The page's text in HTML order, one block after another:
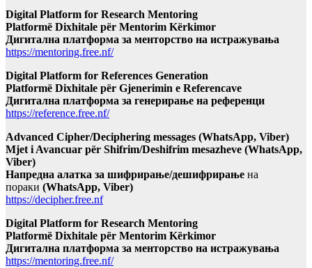
Digital Platform for Research Mentoring
Platformë Dixhitale për Mentorim Kërkimor
Дигитална платформа за менторство на истражувања
https://mentoring.free.nf/
Digital Platform for References Generation
Platformë Dixhitale për Gjenerimin e Referencave
Дигитална платформа за генерирање на референци
https://reference.free.nf/
Advanced Cipher/Deciphering messages (WhatsApp, Viber)
Mjet i Avancuar për Shifrim/Deshifrim mesazheve (WhatsApp,
Viber)
Напредна алатка за шифрирање/дешифрирање на
пораки (WhatsApp, Viber)
https://decipher.free.nf
Digital Platform for Research Mentoring
Platformë Dixhitale për Mentorim Kërkimor
Дигитална платформа за менторство на истражувања
https://mentoring.free.nf/